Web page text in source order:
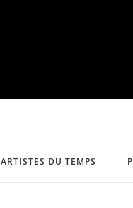
ARTISTES DU TEMPS